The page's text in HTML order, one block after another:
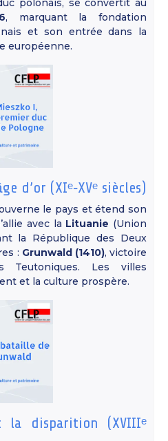
polonais, se convertit au
, marquant la fondation
et son entrée dans la
européenne.
d’or (XIᵉ‑XVᵉ siècles)
le pays et étend son
avec la Lituanie (Union
la République des Deux
: Grunwald (1410), victoire
Teutoniques. Les villes
et la culture prospère.
la disparition (XVIIIᵉ